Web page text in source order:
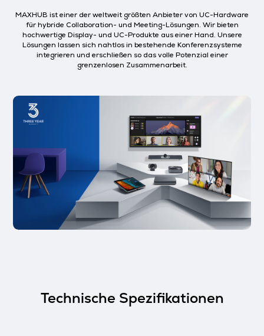
MAXHUB ist einer der weltweit größten Anbieter von UC-Hardware
für hybride Collaboration- und Meeting-Lösungen. Wir bieten
hochwertige Display- und UC-Produkte aus einer Hand. Unsere
Lösungen lassen sich nahtlos in bestehende Konferenzsysteme
integrieren und erschließen so das volle Potenzial einer
grenzenlosen Zusammenarbeit.
Technische Spezifikationen